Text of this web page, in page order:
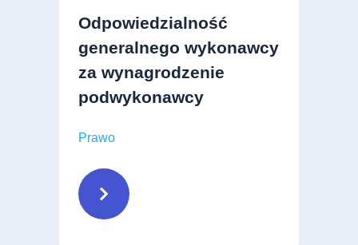
Odpowiedzialność
generalnego wykonawcy
za wynagrodzenie
podwykonawcy
Prawo